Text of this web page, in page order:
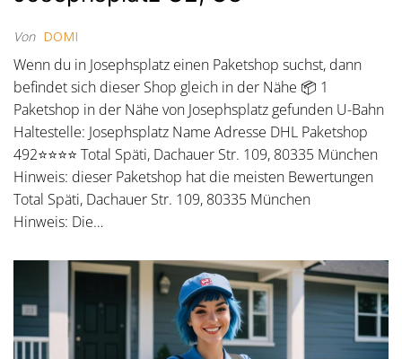
Von DOMI
Wenn du in Josephsplatz einen Paketshop suchst, dann
befindet sich dieser Shop gleich in der Nähe 📦 1
Paketshop in der Nähe von Josephsplatz gefunden U-Bahn
Haltestelle: Josephsplatz Name Adresse DHL Paketshop
492⭐⭐⭐⭐ Total Späti, Dachauer Str. 109, 80335 München
Hinweis: dieser Paketshop hat die meisten Bewertungen
Total Späti, Dachauer Str. 109, 80335 München
Hinweis: Die…